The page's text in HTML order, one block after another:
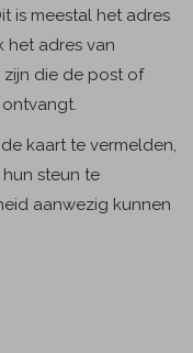
is meestal het adres
het adres van
die de post of
kaart te vermelden,
steun te
aanwezig kunnen